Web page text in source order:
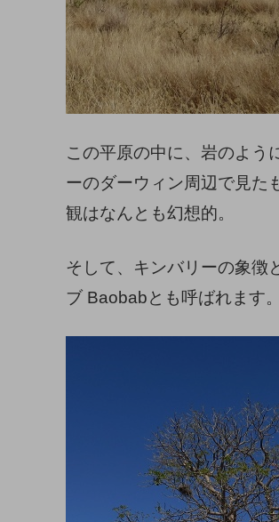
この平原の中に、岩のよ
ーのダーウィン周辺で見た
観はなんとも幻想的。
そして、キンバリーの象徴
ブ Baobabとも呼ばれます。